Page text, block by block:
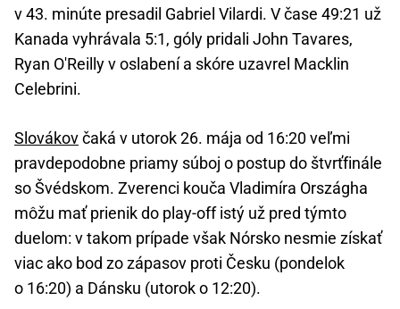
v 43. minúte presadil Gabriel Vilardi. V čase 49:21 už
Kanada vyhrávala 5:1, góly pridali John Tavares,
Ryan O'Reilly v oslabení a skóre uzavrel Macklin
Celebrini.
Slovákovčaká v utorok 26. mája od 16:20 veľmi
pravdepodobne priamy súboj o postup do štvrťfinále
so Švédskom. Zverenci kouča Vladimíra Országha
môžu mať prienik do play-off istý už pred týmto
duelom: v takom prípade však Nórsko nesmie získať
viac ako bod zo zápasov proti Česku (pondelok
o 16:20) a Dánsku (utorok o 12:20).